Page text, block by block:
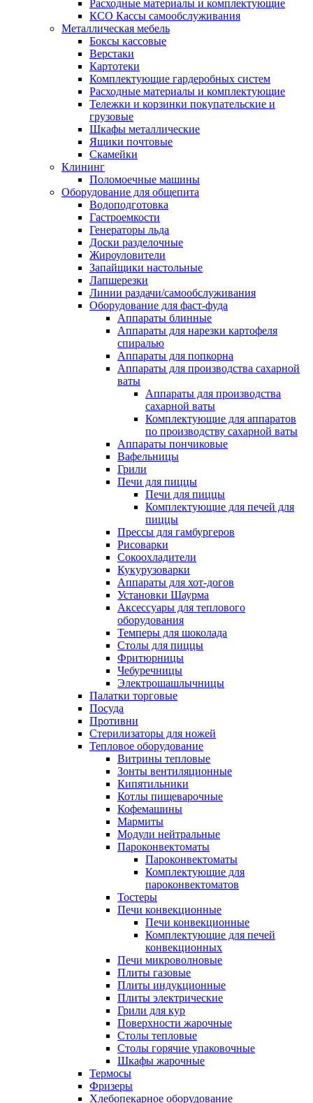
Расходные материалы и комплектующие
КСО Кассы самообслуживания
Металлическая мебель
Боксы кассовые
Верстаки
Картотеки
Комплектующие гардеробных систем
Расходные материалы и комплектующие
Тележки и корзинки покупательские и
грузовые
Шкафы металлические
Ящики почтовые
Скамейки
Клининг
Поломоечные машины
Оборудование для общепита
Водоподготовка
Гастроемкости
Генераторы льда
Доски разделочные
Жироуловители
Запайщики настольные
Лапшерезки
Линии раздачи/самообслуживания
Оборудование для фаст-фуда
Аппараты блинные
Аппараты для нарезки картофеля
спиралью
Аппараты для попкорна
Аппараты для производства сахарной
ваты
Аппараты для производства
сахарной ваты
Комплектующие для аппаратов
по производству сахарной ваты
Аппараты пончиковые
Вафельницы
Грили
Печи для пиццы
Печи для пиццы
Комплектующие для печей для
пиццы
Прессы для гамбургеров
Рисоварки
Сокоохладители
Кукурузоварки
Аппараты для хот-догов
Установки Шаурма
Аксессуары для теплового
оборудования
Темперы для шоколада
Столы для пиццы
Фритюрницы
Чебуречницы
Электрошашлычницы
Палатки торговые
Посуда
Противни
Стерилизаторы для ножей
Тепловое оборудование
Витрины тепловые
Зонты вентиляционные
Кипятильники
Котлы пищеварочные
Кофемашины
Мармиты
Модули нейтральные
Пароконвектоматы
Пароконвектоматы
Комплектующие для
пароконвектоматов
Тостеры
Печи конвекционные
Печи конвекционные
Комплектующие для печей
конвекционных
Печи микроволновые
Плиты газовые
Плиты индукционные
Плиты электрические
Грили для кур
Поверхности жарочные
Столы тепловые
Столы горячие упаковочные
Шкафы жарочные
Термосы
Фризеры
Хлебопекарное оборудование